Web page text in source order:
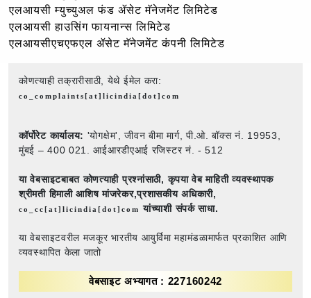
एलआयसी म्युच्युअल फंड ॲसेट मॅनेजमेंट लिमिटेड
एलआयसी हाउसिंग फायनान्स लिमिटेड
एलआयसीएचएफएल ॲसेट मॅनेजमेंट कंपनी लिमिटेड
कोणत्याही तक्रारीसाठी, येथे ईमेल करा:
co_complaints[at]licindia[dot]com
कॉर्पोरेट कार्यालय: 'योगक्षेम', जीवन बीमा मार्ग, पी.ओ. बॉक्स नं. 19953,
मुंबई – 400 021. आईआरडीएआई रजिस्टर नं. - 512
या वेबसाइटबाबत कोणत्याही प्रश्नांसाठी, कृपया वेब माहिती व्यवस्थापक
श्रीमती हिमाली आशिष मांजरेकर,प्रशासकीय अधिकारी,
co_cc[at]licindia[dot]comयांच्याशी संपर्क साधा.
या वेबसाइटवरील मजकूर भारतीय आयुर्विमा महामंडळामार्फत प्रकाशित आणि
व्यवस्थापित केला जातो
वेबसाइट अभ्यागत : 227160242